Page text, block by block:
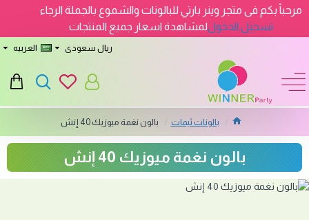
مرحباً بكم فى متجر وينر بارتي للبالونات والشموع بالجملة الرجاء
تسجيل الدخوللمشاهدة اسعار جميع المنتجات
ريال سعودى العربيه
بالونات ثيمات بالون نغمة ميوزيك 40 إنش
بالون نغمة ميوزيك 40 إنش